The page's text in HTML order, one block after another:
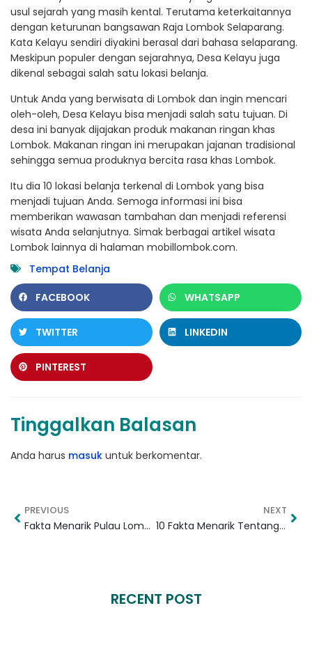
usul sejarah yang masih kental. Terutama keterkaitannya
dengan keturunan bangsawan Raja Lombok Selaparang.
Kata Kelayu sendiri diyakini berasal dari bahasa selaparang.
Meskipun populer dengan sejarahnya, Desa Kelayu juga
dikenal sebagai salah satu lokasi belanja.
Untuk Anda yang berwisata di Lombok dan ingin mencari
oleh-oleh, Desa Kelayu bisa menjadi salah satu tujuan. Di
desa ini banyak dijajakan produk makanan ringan khas
Lombok. Makanan ringan ini merupakan jajanan tradisional
sehingga semua produknya bercita rasa khas Lombok.
Itu dia 10 lokasi belanja terkenal di Lombok yang bisa
menjadi tujuan Anda. Semoga informasi ini bisa
memberikan wawasan tambahan dan menjadi referensi
wisata Anda selanjutnya. Simak berbagai artikel wisata
Lombok lainnya di halaman mobillombok.com.
Tempat Belanja
FACEBOOK WHATSAPP
TWITTER LINKEDIN
PINTEREST
Tinggalkan Balasan
Anda harus masuk untuk berkomentar.
PREVIOUS
Fakta Menarik Pulau Lombok Yang Perlu Kita Ketahui
NEXT
10 Fakta Menarik Tentang Pantai Cemara Lombok
RECENT POST